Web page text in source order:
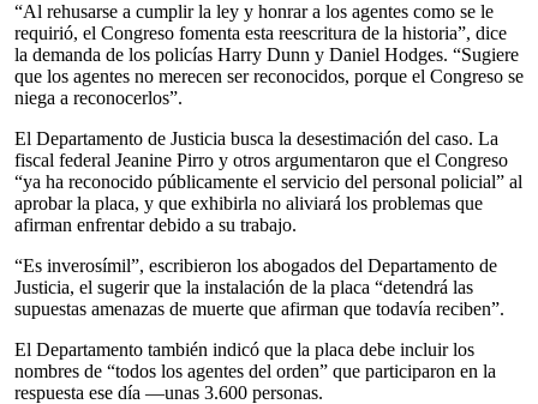
“Al rehusarse a cumplir la ley y honrar a los agentes como se le
requirió, el Congreso fomenta esta reescritura de la historia”, dice
la demanda de los policías Harry Dunn y Daniel Hodges. “Sugiere
que los agentes no merecen ser reconocidos, porque el Congreso se
niega a reconocerlos”.
El Departamento de Justicia busca la desestimación del caso. La
fiscal federal Jeanine Pirro y otros argumentaron que el Congreso
“ya ha reconocido públicamente el servicio del personal policial” al
aprobar la placa, y que exhibirla no aliviará los problemas que
afirman enfrentar debido a su trabajo.
“Es inverosímil”, escribieron los abogados del Departamento de
Justicia, el sugerir que la instalación de la placa “detendrá las
supuestas amenazas de muerte que afirman que todavía reciben”.
El Departamento también indicó que la placa debe incluir los
nombres de “todos los agentes del orden” que participaron en la
respuesta ese día —unas 3.600 personas.